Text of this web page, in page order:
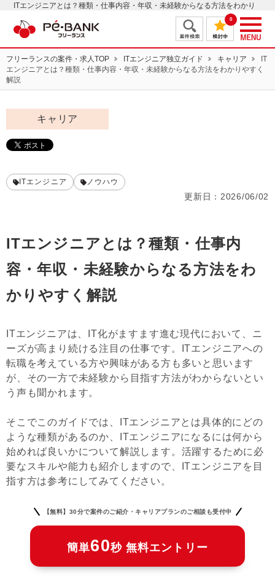
ITエンジニアとは？種類・仕事内容・年収・未経験からなる方法をわかり
やすく解説 | ITフリーランスエンジニアの案件・求人はＰＥ－ＢＡＮＫ
0
フリーランスの案件・求人TOP ITエンジニア独立ガイド キャリア
IT
エンジニアとは？種類・仕事内容・年収・未経験からなる方法をわかりやすく
解説
キャリア
ITエンジニア ノウハウ
更新日： 2026/06/02
ITエンジニアとは？種類・仕事内
容・年収・未経験からなる方法をわ
かりやすく解説
ITエンジニアは、IT化がますます進む現代において、ニ
ーズが高まり続ける注目の仕事です。ITエンジニアへの
転職を考えている方や興味がある方も多いと思います
が、その一方で未経験から目指す方法がわからないとい
う声も聞かれます。
そこでこのガイドでは、ITエンジニアとは具体的にどの
ような種類があるのか、ITエンジニアになるには何から
始めれば良いかについて解説します。活躍するために必
要なスキルや能力も紹介しますので、ITエンジニアを目
指す方は参考にしてみてください。
【無料】30分で案件のご紹介・キャリアプランのご相談も受付中
簡単60秒 無料エントリー